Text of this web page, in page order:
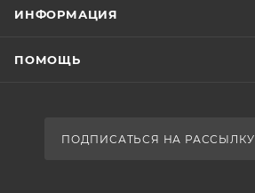
ИНФОРМАЦИЯ
ПОМОЩЬ
ПОДПИСАТЬСЯ НА РАССЫЛКУ